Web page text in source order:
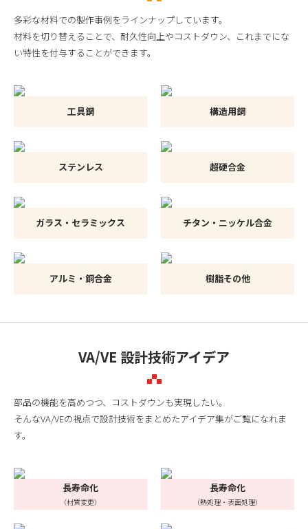
多彩な材料での製作事例をラインナップしています。
材料を切り替えることで、耐久性向上やコストダウン、これまでにな
い特性を付与することができます。
工具鋼 構造用鋼
ステンレス 超硬合金
ガラス・セラミックス チタン・ニッケル合金
アルミ・銅合金 樹脂その他
VA/VE 設計技術アイデア
部品の機能を高めつつ、コストダウンも実現したい。
そんなVA/VEの視点で設計技術をまとめたアイデア集がご覧になれま
す。
長寿命化
（材質変更）
長寿命化
（熱処理・表面処理）